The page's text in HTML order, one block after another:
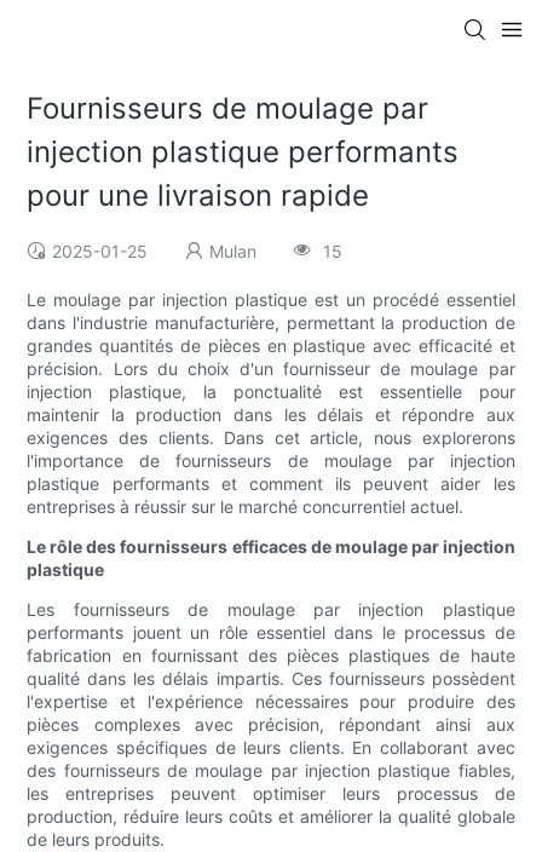
Fournisseurs de moulage par
injection plastique performants
pour une livraison rapide
2025-01-25 Mulan 15
Le moulage par injection plastique est un procédé essentiel
dans l'industrie manufacturière, permettant la production de
grandes quantités de pièces en plastique avec efficacité et
précision. Lors du choix d'un fournisseur de moulage par
injection plastique, la ponctualité est essentielle pour
maintenir la production dans les délais et répondre aux
exigences des clients. Dans cet article, nous explorerons
l'importance de fournisseurs de moulage par injection
plastique performants et comment ils peuvent aider les
entreprises à réussir sur le marché concurrentiel actuel.
Le rôle des fournisseurs efficaces de moulage par injection
plastique
Les fournisseurs de moulage par injection plastique
performants jouent un rôle essentiel dans le processus de
fabrication en fournissant des pièces plastiques de haute
qualité dans les délais impartis. Ces fournisseurs possèdent
l'expertise et l'expérience nécessaires pour produire des
pièces complexes avec précision, répondant ainsi aux
exigences spécifiques de leurs clients. En collaborant avec
des fournisseurs de moulage par injection plastique fiables,
les entreprises peuvent optimiser leurs processus de
production, réduire leurs coûts et améliorer la qualité globale
de leurs produits.